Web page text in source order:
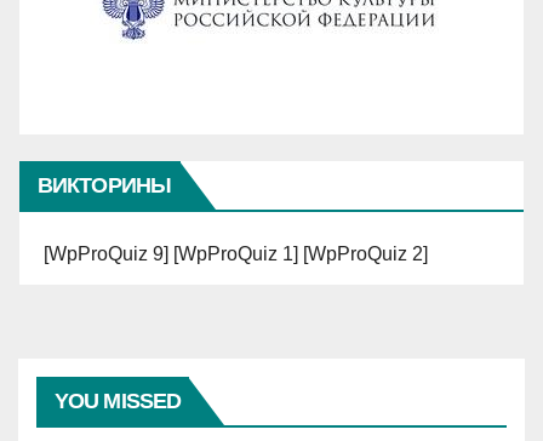
ВИКТОРИНЫ
[WpProQuiz 9] [WpProQuiz 1] [WpProQuiz 2]
YOU MISSED